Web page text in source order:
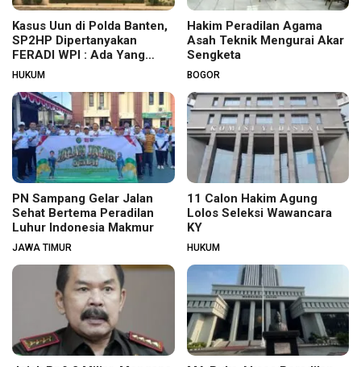
Kasus Uun di Polda Banten,
SP2HP Dipertanyakan
FERADI WPI : Ada Yang
Tidak Beres?
HUKUM
Hakim Peradilan Agama
Asah Teknik Mengurai Akar
Sengketa
BOGOR
PN Sampang Gelar Jalan
Sehat Bertema Peradilan
Luhur Indonesia Makmur
JAWA TIMUR
11 Calon Hakim Agung
Lolos Seleksi Wawancara
KY
HUKUM